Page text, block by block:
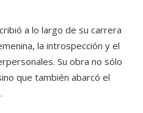
a lo largo de su carrera
la introspección y el
Su obra no sólo
que también abarcó el